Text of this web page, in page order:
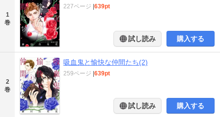
1
巻
227ページ 639pt
試し読み 購入する
2
巻
吸血鬼と愉快な仲間たち(2)
259ページ 639pt
試し読み 購入する